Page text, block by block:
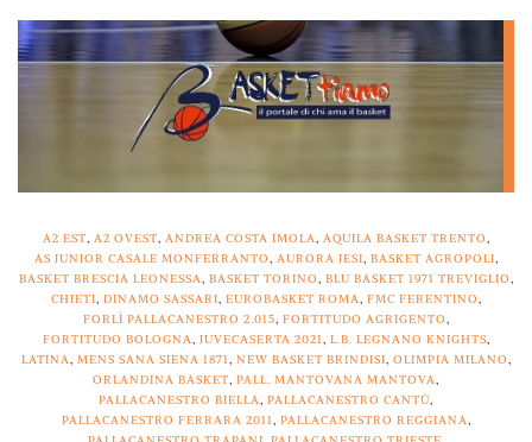
A2 EST, A2 OVEST, ANDREA COSTA IMOLA, AQUILA BASKET TRENTO,
AS JUNIOR CASALE MONFERRANTO, AURORA JESI, BASKET AGROPOLI,
BASKET BRESCIA LEONESSA, BASKET TORINO, BLU BASKET 1971 TREVIGLIO,
CHIETI, DINAMO SASSARI, EUROBASKET ROMA, FMC FERENTINO,
FORLÌ PALLACANESTRO 2.015, FORTITUDO AGRIGENTO,
FORTITUDO BOLOGNA, JUVECASERTA 2021, L.B. LEGNANO KNIGHTS,
LATINA, MENS SANA SIENA 1871, NEW BASKET BRINDISI, OLIMPIA MILANO,
ORLANDINA BASKET, PALL. MANTOVANA MANTOVA,
PALLACANESTRO BIELLA, PALLACANESTRO CANTÙ,
PALLACANESTRO FERRARA 2011, PALLACANESTRO REGGIANA,